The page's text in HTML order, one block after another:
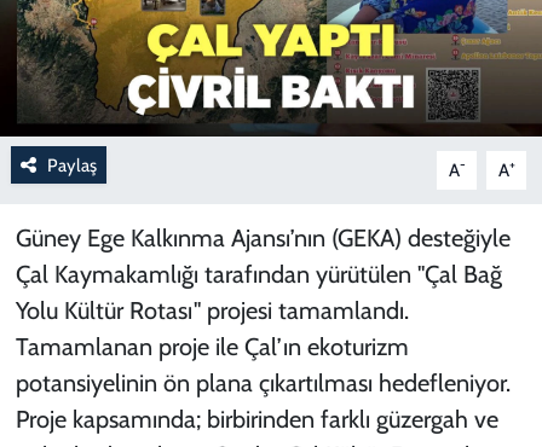
Paylaş A- A+
Güney Ege Kalkınma Ajansı’nın (GEKA) desteğiyle
Çal Kaymakamlığı tarafından yürütülen "Çal Bağ
Yolu Kültür Rotası" projesi tamamlandı.
Tamamlanan proje ile Çal’ın ekoturizm
potansiyelinin ön plana çıkartılması hedefleniyor.
Proje kapsamında; birbirinden farklı güzergah ve